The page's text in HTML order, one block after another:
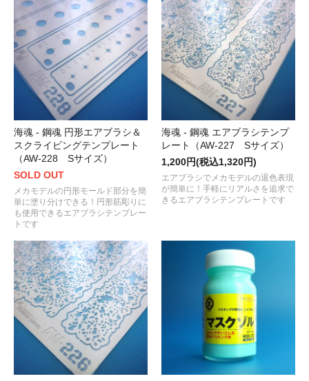
海魂 - 鋼魂 円形エアブラシ＆
スクライビングテンプレート
（AW-228 Sサイズ）
SOLD OUT
メカモデルの円形モールド部分を簡
単に塗り分けできる！円形筋彫りに
も使用できるエアブラシテンプレー
トです
海魂 - 鋼魂 エアブラシテンプ
レート（AW-227 Sサイズ）
1,200円(税込1,320円)
エアブラシでメカモデルの退色表現
が簡単に！手軽にリアルさを追求で
きるエアブラシテンプレートです